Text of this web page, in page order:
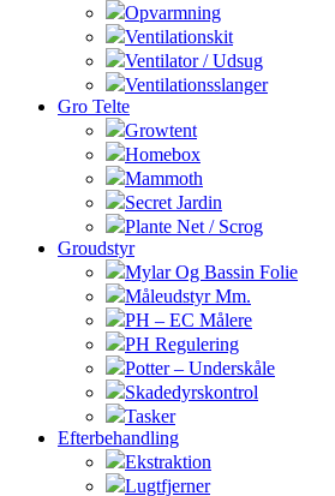
Opvarmning
Ventilationskit
Ventilator / Udsug
Ventilationsslanger
Gro Telte
Growtent
Homebox
Mammoth
Secret Jardin
Plante Net / Scrog
Groudstyr
Mylar Og Bassin Folie
Måleudstyr Mm.
PH – EC Målere
PH Regulering
Potter – Underskåle
Skadedyrskontrol
Tasker
Efterbehandling
Ekstraktion
Lugtfjerner